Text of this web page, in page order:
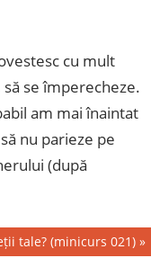
cu mult
se împerecheze.
am mai înaintat
nu parieze pe
(după
tale? (minicurs 021)